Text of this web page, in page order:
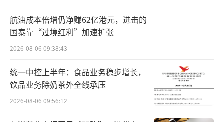
同比增加0.2个百分点：其中，成人鞋类毛利率
43.3%、儿童鞋类毛利率42.1%。高毛利品类
增长，抵消了服装降价促销的影响。广告及宣
传费用率10.1%，同比减少0.4个百分点，因电
商投流效率提升。另外，研发投入1.6亿元，占
营收的2.8%；员工成本占营收的6.7%，同比增
加0.5个百分点，主要因超品店运营团队升级，
航油成本倍增仍净赚62亿港元，进击的
国泰靠“过境红利”加速扩张
2026-08-06 09:38:43
统一中控上半年：食品业务稳步增长，
饮品业务除奶茶外全线承压
2026-08-06 09:56:12